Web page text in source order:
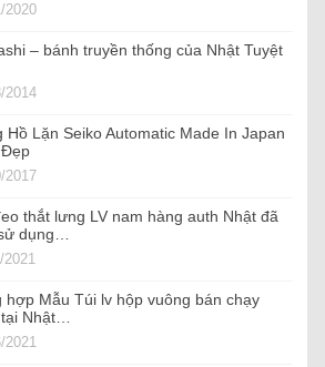
2020
– bánh truyền thống của Nhật Tuyệt
2014
Hồ Lặn Seiko Automatic Made In Japan
Đẹp
2017
thắt lưng LV nam hàng auth Nhật đã
dụng…
2021
hợp Mẫu Túi lv hộp vuông bán chạy
Nhật…
2021